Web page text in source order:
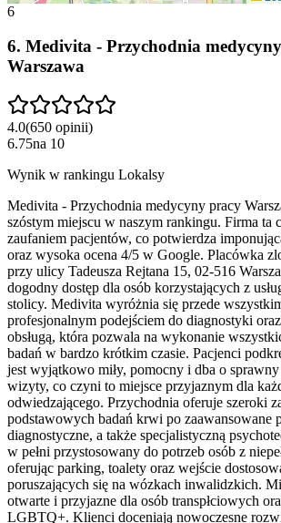
6
6. Medivita - Przychodnia
Warszawa
4.0(650 opinii)
6.75na 10
Wynik w rankingu Lokalsy
Medivita - Przychodnia medycyny pracy
szóstym miejscu w naszym rankingu. Firma ta
zaufaniem pacjentów, co potwierdza
oraz wysoka ocena 4/5 w Google. Placówka
przy ulicy Tadeusza Rejtana 15, 02-516
dogodny dostęp dla osób korzystających z
stolicy. Medivita wyróżnia się przede
profesjonalnym podejściem do diagnostyki
obsługą, która pozwala na wykonanie
badań w bardzo krótkim czasie. Pacjenci
jest wyjątkowo miły, pomocny i dba o
wizyty, co czyni to miejsce przyjaznym dla
odwiedzającego. Przychodnia oferuje szeroki
podstawowych badań krwi po zaawansowane
diagnostyczne, a także specjalistyczną
w pełni przystosowany do potrzeb osób z
oferując parking, toalety oraz wejście
poruszających się na wózkach inwalidzkich.
otwarte i przyjazne dla osób transpłciowych
LGBTQ+. Klienci doceniają nowoczesne